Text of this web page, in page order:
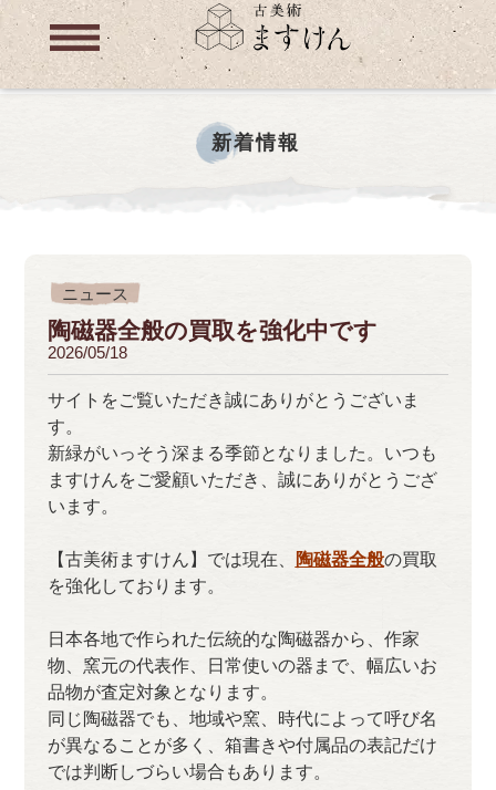
新着情報
ニュース
陶磁器全般の買取を強化中です
2026/05/18
サイトをご覧いただき誠にありがとうございま
す。
新緑がいっそう深まる季節となりました。いつも
ますけんをご愛顧いただき、誠にありがとうござ
います。
【古美術ますけん】では現在、 陶磁器全般の買取
を強化しております。
日本各地で作られた伝統的な陶磁器から、作家
物、窯元の代表作、日常使いの器まで、幅広いお
品物が査定対象となります。
同じ陶磁器でも、地域や窯、時代によって呼び名
が異なることが多く、箱書きや付属品の表記だけ
では判断しづらい場合もあります。